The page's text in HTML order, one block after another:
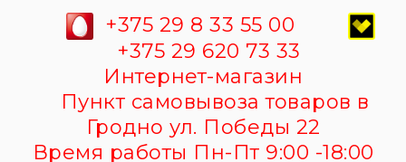
+375 29 8 33 55 00
+375 29 620 73 33
Интернет-магазин
Пункт самовывоза товаров в
Гродно ул. Победы 22
Время работы Пн-Пт 9:00 -18:00